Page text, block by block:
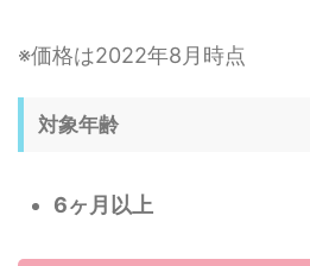
※価格は2022年8月時点
対象年齢
6ヶ月以上